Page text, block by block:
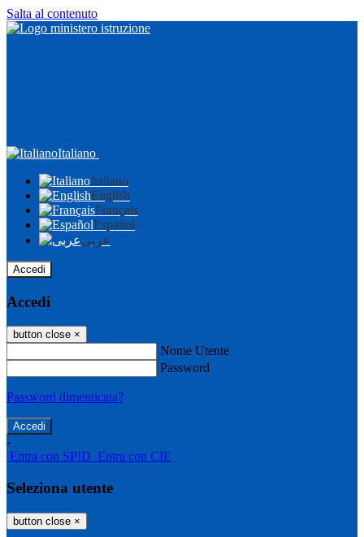
Salta al contenuto
Italiano
Italiano
English
Français
Español
عربى
Accedi
Accedi
button close ×
Nome Utente
Password
Password dimenticata?
-
Entra con SPID Entra con CIE
Seleziona utente
button close ×